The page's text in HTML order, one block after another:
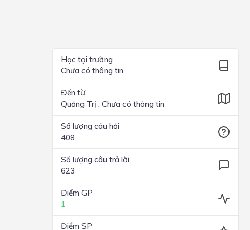
Lớp 2
Lớp 1
Học tại trường
Chưa có thông tin
Đến từ
Quảng Trị , Chưa có thông tin
Số lượng câu hỏi
408
Số lượng câu trả lời
623
Điểm GP
1
Điểm SP